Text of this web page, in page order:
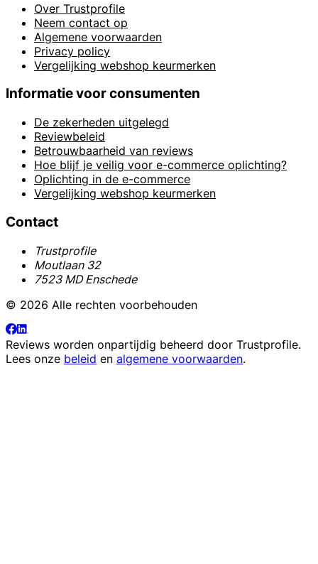
Over Trustprofile
Neem contact op
Algemene voorwaarden
Privacy policy
Vergelijking webshop keurmerken
Informatie voor consumenten
De zekerheden uitgelegd
Reviewbeleid
Betrouwbaarheid van reviews
Hoe blijf je veilig voor e-commerce oplichting?
Oplichting in de e-commerce
Vergelijking webshop keurmerken
Contact
Trustprofile
Moutlaan 32
7523 MD Enschede
© 2026 Alle rechten voorbehouden
Reviews worden onpartijdig beheerd door Trustprofile.
Lees onze beleid en algemene voorwaarden.